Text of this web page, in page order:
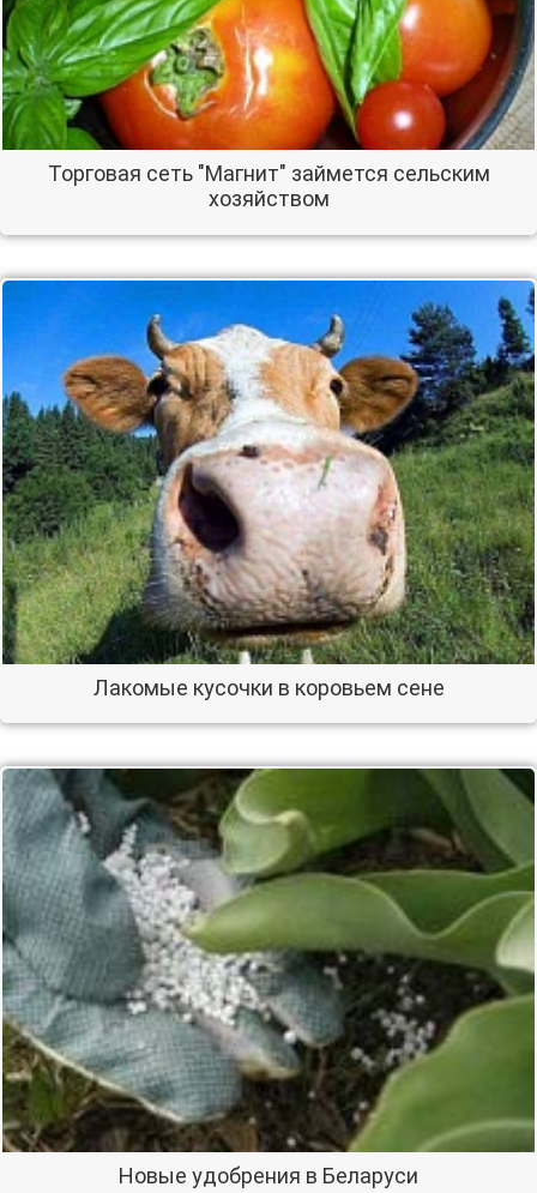
Торговая сеть "Магнит" займется сельским
хозяйством
Лакомые кусочки в коровьем сене
Новые удобрения в Беларуси